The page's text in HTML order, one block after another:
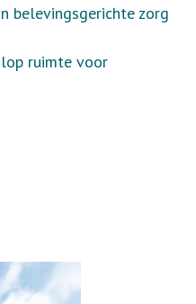
belevingsgerichte zorg
ruimte voor